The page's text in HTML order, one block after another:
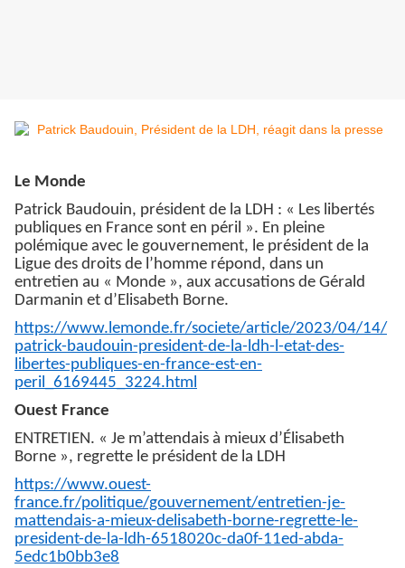
Le Monde
Patrick Baudouin, président de la LDH : « Les libertés
publiques en France sont en péril ». En pleine
polémique avec le gouvernement, le président de la
Ligue des droits de l’homme répond, dans un
entretien au « Monde », aux accusations de Gérald
Darmanin et d’Elisabeth Borne.
https://www.lemonde.fr/societe/article/2023/04/14/
patrick-baudouin-president-de-la-ldh-l-etat-des-
libertes-publiques-en-france-est-en-
peril_6169445_3224.html
Ouest France
ENTRETIEN. « Je m’attendais à mieux d’Élisabeth
Borne », regrette le président de la LDH
https://www.ouest-
france.fr/politique/gouvernement/entretien-je-
mattendais-a-mieux-delisabeth-borne-regrette-le-
president-de-la-ldh-6518020c-da0f-11ed-abda-
5edc1b0bb3e8